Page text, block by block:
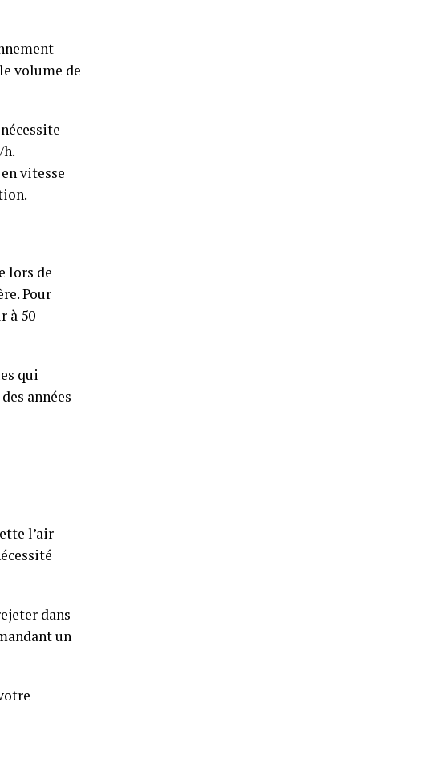
volume de
vitesse
lors de
Pour
à 50
qui
années
l’air
dans
un